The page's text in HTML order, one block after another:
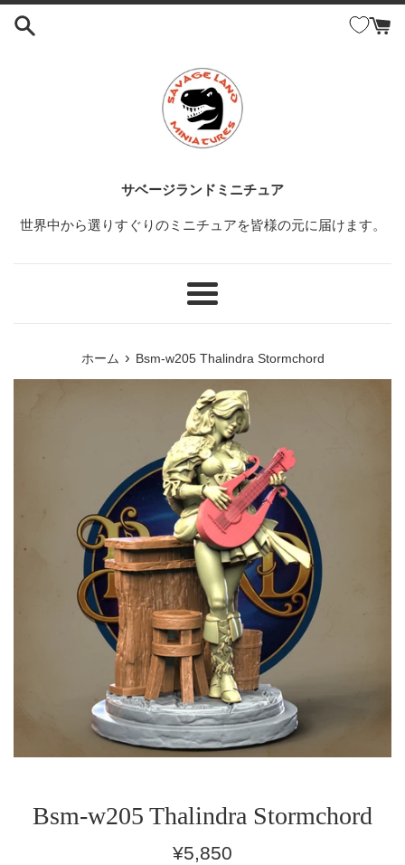
コ
サベージランドミニチュア
世界中から選りすぐりのミニチュアを皆様の元に届けます。
メ
ホーム › Bsm-w205 Thalindra Stormchord
Bsm-w205 Thalindra Stormchord
通
¥5,850